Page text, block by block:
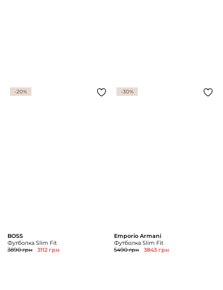
-20%
BOSS
Футболка Slim Fit
3890 грн
3112 грн
-30%
Emporio Armani
Футболка Slim Fit
5490 грн
3843 грн